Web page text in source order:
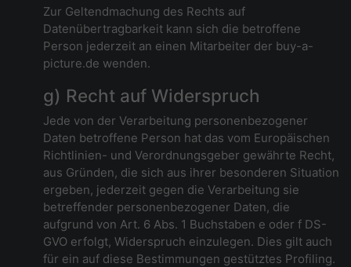
Zur Geltendmachung des Rechts auf
Datenübertragbarkeit kann sich die betroffene
Person jederzeit an einen Mitarbeiter der buy-a-
picture.de wenden.
g) Recht auf Widerspruch
Jede von der Verarbeitung personenbezogener
Daten betroffene Person hat das vom Europäischen
Richtlinien- und Verordnungsgeber gewährte Recht,
aus Gründen, die sich aus ihrer besonderen Situation
ergeben, jederzeit gegen die Verarbeitung sie
betreffender personenbezogener Daten, die
aufgrund von Art. 6 Abs. 1 Buchstaben e oder f DS-
GVO erfolgt, Widerspruch einzulegen. Dies gilt auch
für ein auf diese Bestimmungen gestütztes Profiling.